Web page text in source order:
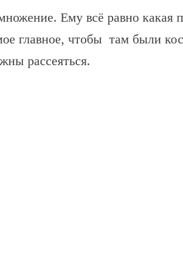
Ему всё равно какая
главное, чтобы там были
рассеяться.